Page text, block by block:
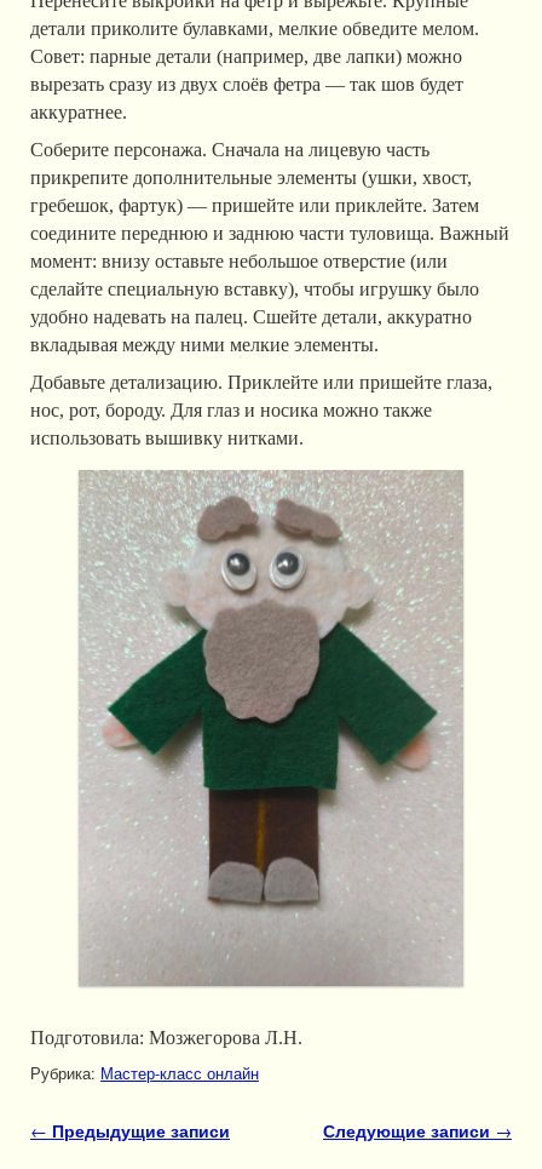
детали приколите булавками, мелкие обведите мелом.
Совет: парные детали (например, две лапки) можно
вырезать сразу из двух слоёв фетра — так шов будет
аккуратнее.
Соберите персонажа. Сначала на лицевую часть
прикрепите дополнительные элементы (ушки, хвост,
гребешок, фартук) — пришейте или приклейте. Затем
соедините переднюю и заднюю части туловища. Важный
момент: внизу оставьте небольшое отверстие (или
сделайте специальную вставку), чтобы игрушку было
удобно надевать на палец. Сшейте детали, аккуратно
вкладывая между ними мелкие элементы.
Добавьте детализацию. Приклейте или пришейте глаза,
нос, рот, бороду. Для глаз и носика можно также
использовать вышивку нитками.
Подготовила: Мозжегорова Л.Н.
Рубрика: Мастер-класс онлайн
Навигация по записям
← Предыдущие записи Следующие записи →